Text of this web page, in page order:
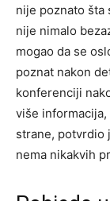
nije poznato šta
nije nimalo
mogao da se
poznat nakon
konferenciji
više
strane, potvrdio
nema nikakvih